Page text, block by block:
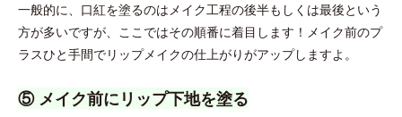
一般的に、口紅を塗るのはメイク工程の後半もしくは最後という
方が多いですが、ここではその順番に着目します！メイク前のプ
ラスひと手間でリップメイクの仕上がりがアップしますよ。
⑤ メイク前にリップ下地を塗る